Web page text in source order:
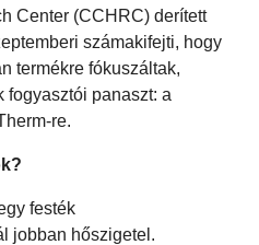
Center (CCHRC) derített
számakifejti, hogy
termékre fókuszáltak,
fogyasztói panaszt: a
re.
festék
jobban hőszigetel.